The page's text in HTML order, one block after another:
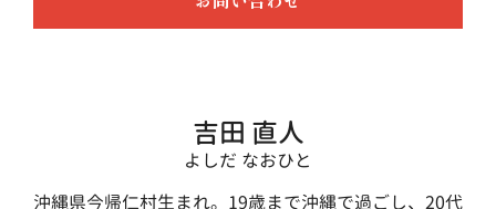
吉田 直人
よしだ なおひと
沖縄県今帰仁村生まれ。19歳まで沖縄で過ごし、20代